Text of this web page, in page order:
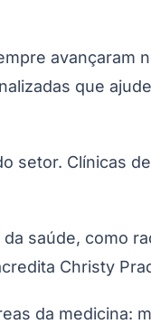
avançaram
que
setor. Clínicas
saúde, como
Christy
da medicina: